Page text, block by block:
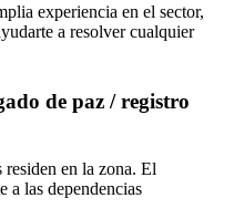
experiencia en el sector,
a resolver cualquier
de paz / registro
en la zona. El
a las dependencias